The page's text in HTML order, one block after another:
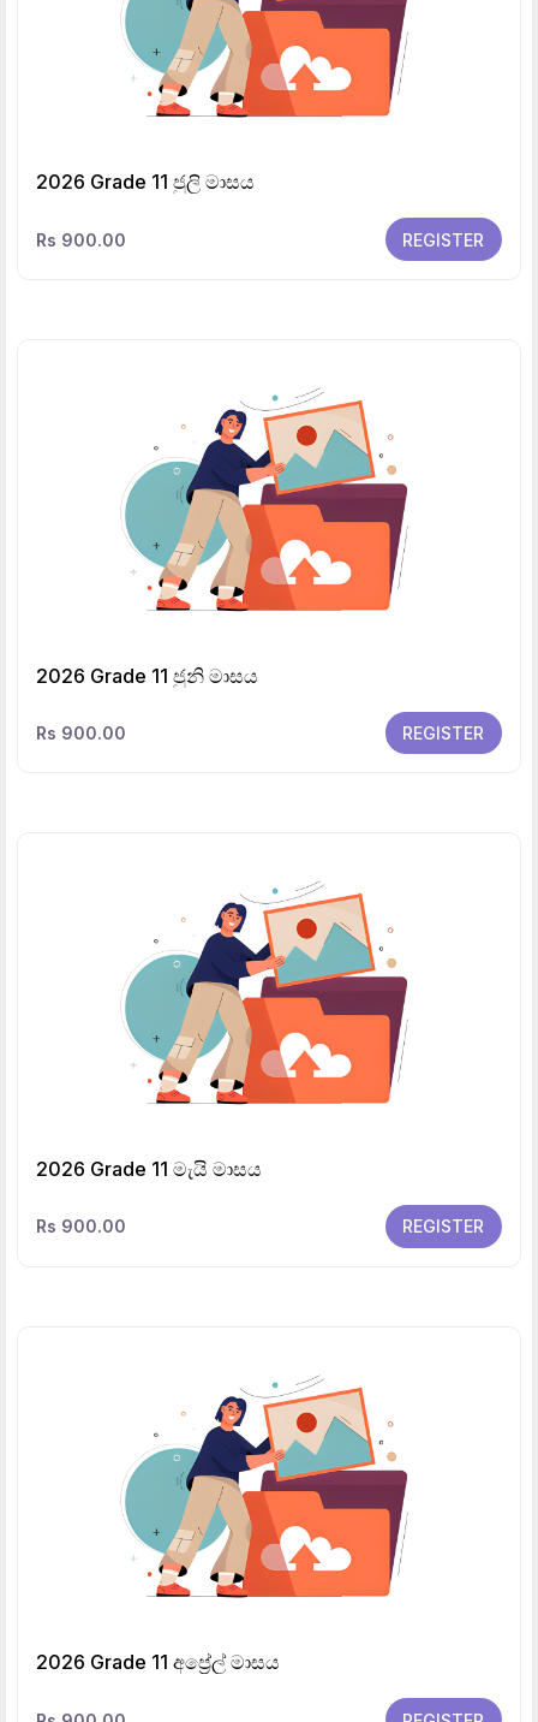
2026 Grade 11 ජුලි මාසය
Rs 900.00 REGISTER
2026 Grade 11 ජුනි මාසය
Rs 900.00 REGISTER
2026 Grade 11 මැයි මාසය
Rs 900.00 REGISTER
2026 Grade 11 අප්‍රේල් මාසය